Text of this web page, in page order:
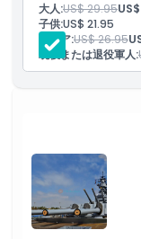
行き方
精神、冒険に満ちた
なった背景を感じさ
最終入場: 16:00
大人:US$ 29.95
子供:US$ 21.95
シニア:US$ 26.95
現役または退役軍人: